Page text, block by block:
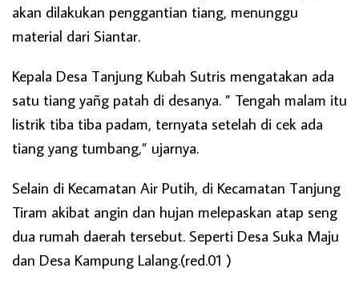
akan dilakukan penggantian tiang, menunggu
material dari Siantar.
Kepala Desa Tanjung Kubah Sutris mengatakan ada
satu tiang yañg patah di desanya. ” Tengah malam itu
listrik tiba tiba padam, ternyata setelah di cek ada
tiang yang tumbang,” ujarnya.
Selain di Kecamatan Air Putih, di Kecamatan Tanjung
Tiram akibat angin dan hujan melepaskan atap seng
dua rumah daerah tersebut. Seperti Desa Suka Maju
dan Desa Kampung Lalang.(red.01 )